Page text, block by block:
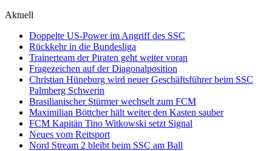
Aktuell
Doppelte US-Power im Angriff des SSC
Rückkehr in die Bundesliga
Trainerteam der Piraten geht weiter voran
Fragezeichen auf der Diagonalposition
Christian Hüneburg wird neuer Geschäftsführer beim SSC
Palmberg Schwerin
Brasilianischer Stürmer wechselt zum FCM
Maximilian Böttcher hält weiter den Kasten sauber
FCM Kapitän Tino Witkowski setzt Signal
Neues vom Reitsport
Nord Stream 2 bleibt beim SSC am Ball